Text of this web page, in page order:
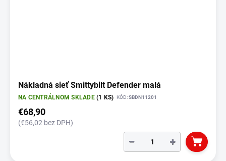
Nákladná sieť Smittybilt Defender malá
NA CENTRÁLNOM SKLADE(1 KS) KÓD:SBDN11201
€68,90
(€56,02 bez DPH)
+
−